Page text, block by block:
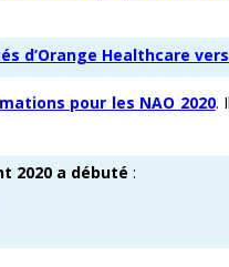
d’Orange Healthcare
pour les NAO 2020.
2020 a débuté :